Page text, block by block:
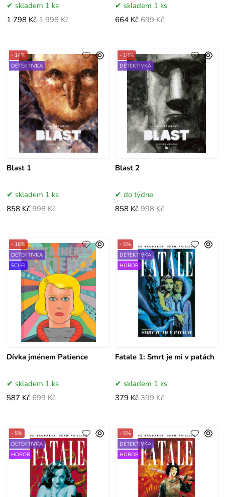
skladem 1 ks
1 798 Kč 1 998 Kč
skladem 1 ks
664 Kč 699 Kč
Blast 1
- 14%
DETEKTIVKA
skladem 1 ks
858 Kč 998 Kč
Blast 2
- 14%
DETEKTIVKA
do týdne
858 Kč 998 Kč
Dívka jménem Patience
- 16%
DETEKTIVKA
SCI-FI
skladem 1 ks
587 Kč 699 Kč
Fatale 1: Smrt je mi v patách
- 5%
DETEKTIVKA
HOROR
skladem 1 ks
379 Kč 399 Kč
- 5%
DETEKTIVKA
HOROR
- 5%
DETEKTIVKA
HOROR